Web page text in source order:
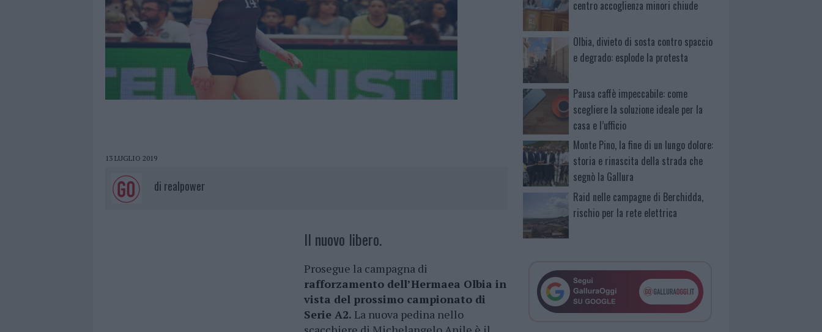
13 LUGLIO 2019
di realpower
Il nuovo libero.
Prosegue la campagna di
rafforzamento dell’Hermaea Olbia in
vista del prossimo campionato di
Serie A2. La nuova pedina nello
centro accoglienza minori chiude
Olbia, divieto di sosta contro spaccio
e degrado: esplode la protesta
Pausa caffè impeccabile: come
scegliere la soluzione ideale per la
casa e l’ufficio
Monte Pino, la fine di un lungo dolore:
storia e rinascita della strada che
segnò la Gallura
Raid nelle campagne di Berchidda,
rischio per la rete elettrica